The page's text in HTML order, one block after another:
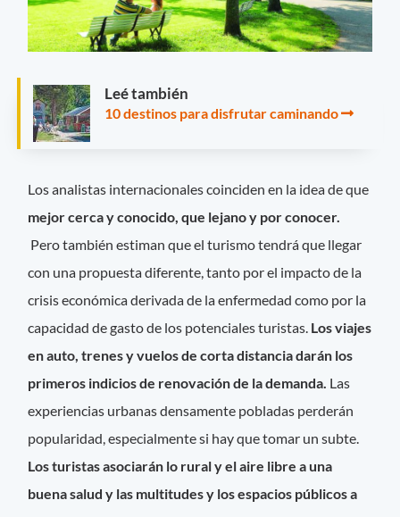
Leé también
10 destinos para disfrutar caminando
Los analistas internacionales coinciden en la idea de que
mejor cerca y conocido, que lejano y por conocer.
Pero también estiman que el turismo tendrá que llegar
con una propuesta diferente, tanto por el impacto de la
crisis económica derivada de la enfermedad como por la
capacidad de gasto de los potenciales turistas. Los viajes
en auto, trenes y vuelos de corta distancia darán los
primeros indicios de renovación de la demanda. Las
experiencias urbanas densamente pobladas perderán
popularidad, especialmente si hay que tomar un subte.
Los turistas asociarán lo rural y el aire libre a una
buena salud y las multitudes y los espacios públicos a